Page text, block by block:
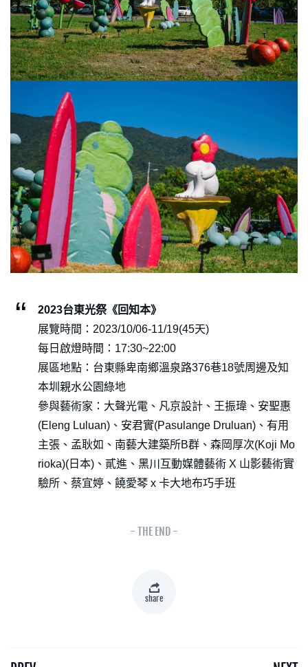
2023台東光祭《回知本》
展覽時間：2023/10/06-11/19(45天)
每日啟燈時間：17:30~22:00
展區地點：台東縣卑南鄉溫泉路376巷18號周邊及知
本圳親水公園綠地
參與藝術家：大聲光電、凡京設計、王振瑋、安聖惠
(Eleng Luluan)、安君實(Pasulange Druluan)、有用
主張、孟耿如、南藝大建築所B群、森岡厚次(Koji Mo
rioka)(日本)、貳進、黑川互動媒體藝術 X 山影藝術實
驗所、蔡宜婷、饒愛琴 x 卡大地布巧手班
- THE END -
share